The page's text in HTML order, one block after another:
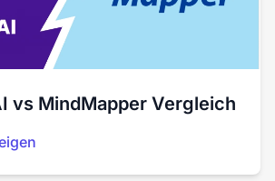
vs MindMapper Vergleich